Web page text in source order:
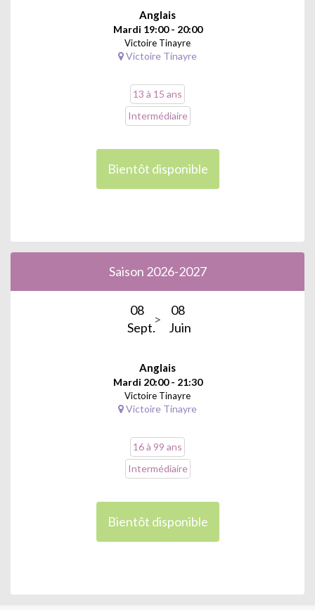
Anglais
Mardi 19:00 - 20:00
Victoire Tinayre
Victoire Tinayre
13 à 15 ans
Intermédiaire
Bientôt disponible
Saison 2026-2027
08
Sept.
08
Juin
Anglais
Mardi 20:00 - 21:30
Victoire Tinayre
Victoire Tinayre
16 à 99 ans
Intermédiaire
Bientôt disponible